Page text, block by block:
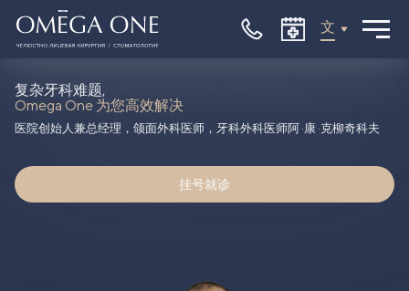
文
联系我们
复杂牙科难题,
Omega One 为您高效解决
医院创始人兼总经理，颌面外科医师，牙科外科医师阿 ·康 ·克柳奇科夫
挂号就诊